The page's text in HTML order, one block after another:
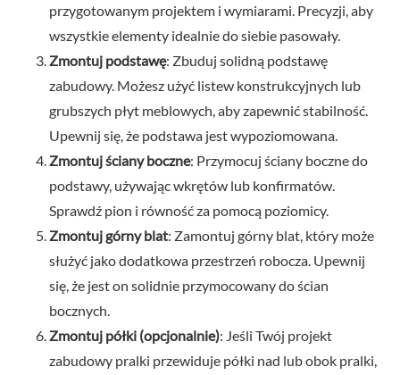
przygotowanym projektem i wymiarami. Precyzji, aby
wszystkie elementy idealnie do siebie pasowały.
Zmontuj podstawę: Zbuduj solidną podstawę
zabudowy. Możesz użyć listew konstrukcyjnych lub
grubszych płyt meblowych, aby zapewnić stabilność.
Upewnij się, że podstawa jest wypoziomowana.
Zmontuj ściany boczne: Przymocuj ściany boczne do
podstawy, używając wkrętów lub konfirmatów.
Sprawdź pion i równość za pomocą poziomicy.
Zmontuj górny blat: Zamontuj górny blat, który może
służyć jako dodatkowa przestrzeń robocza. Upewnij
się, że jest on solidnie przymocowany do ścian
bocznych.
Zmontuj półki (opcjonalnie): Jeśli Twój projekt
zabudowy pralki przewiduje półki nad lub obok pralki,